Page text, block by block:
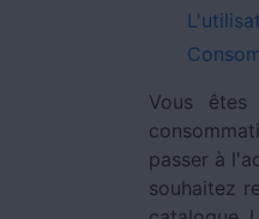
Vous
passer à
souhaitez